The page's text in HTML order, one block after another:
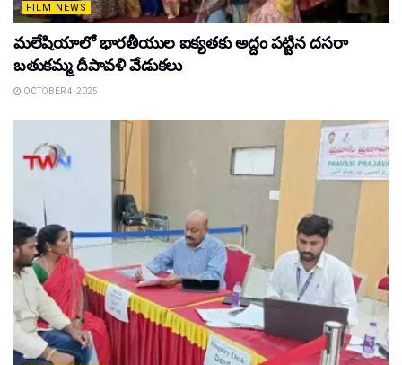
FILM NEWS
మలేషియాలో భారతీయుల ఐక్యతకు అద్దం పట్టిన దసరా
బతుకమ్మ దీపావళి వేడుకలు
OCTOBER 4, 2025